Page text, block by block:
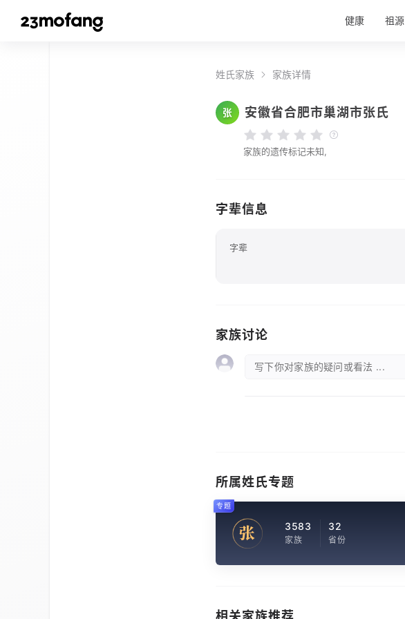
健康 祖源
姓氏家族 家族详情
张 安徽省合肥市巢湖市张氏
家族的遗传标记未知,
字辈信息
字辈
家族讨论
写下你对家族的疑问或看法 ...
所属姓氏专题
张 3583
家族
32
省份
专题
相关家族推荐